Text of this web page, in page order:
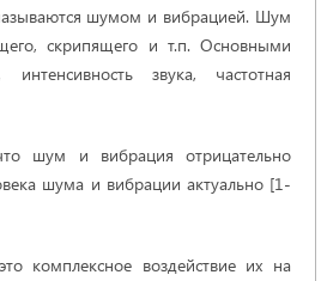
шумом и вибрацией. Шум
скрипящего и т.п. Основными
звука, частотная
шум и вибрация отрицательно
шума и вибрации актуально [1-
комплексное воздействие их на